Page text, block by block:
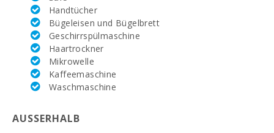
Badezimmer - Toilette, Dusche.:
Privates Badezimmer im Schlafzimmer
(Suite):
Doppelbett-Schlafzimmer (180X200):
Handtücher
Bügeleisen und Bügelbrett
Geschirrspülmaschine
Haartrockner
Mikrowelle
Kaffeemaschine
Waschmaschine
AUSSERHALB